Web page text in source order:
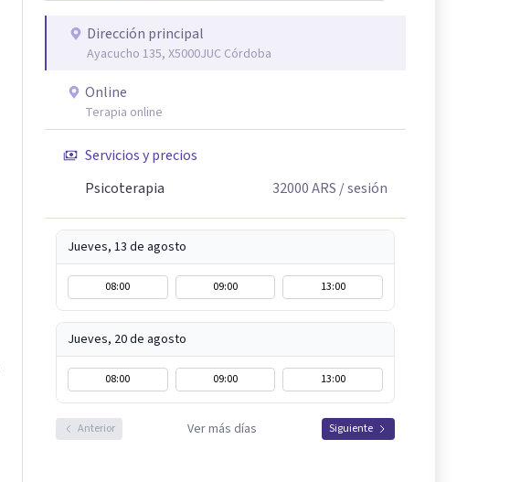
Dirección principal
Ayacucho 135, X5000JUC Córdoba
Online
Terapia online
Servicios y precios
Psicoterapia
32000ARS/ sesión
Jueves, 13 de agosto
08:00 09:00 13:00
Jueves, 20 de agosto
08:00 09:00 13:00
Anterior Ver más días Siguiente